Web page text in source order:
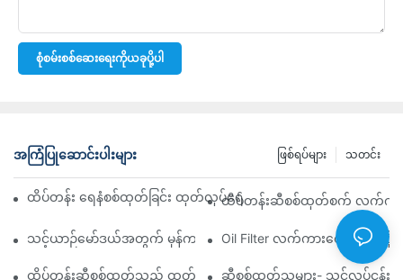
စုံစမ်းစစ်ဆေးရေးကိုယခုပို့ပါ
အကြံပြုဆောင်းပါးများ သတင်း
ဖြစ်ရပ်များ
ထိပ်တန်း ရေနံစစ်ထုတ်ခြင်း ထုတ်လုပ်ရေးကုမ္ပဏီများ- ပြည့်စုံသော ခ
ထိပ်တန်းဆီစစ်ထုတ်စက် လက်ကား
သင့်ယာဉ်မော်ဒယ်အတွက် မှန်ကန်သော ဆီစစ်ထုတ်စက်ကို ရွေးချယ်ခြင်း-
Oil Filter လက်ကားစျေးကွက်ကို
ထိပ်တန်းဆီစစ်ထုတ်သည့် ထုတ်လုပ်သူများနှင့် ၎င်းတို့၏ ဆန်းသစ်တီထွင်မှု
ဆီစစ်ထုတ်သူများ- သင့်လုပ်ငန်း